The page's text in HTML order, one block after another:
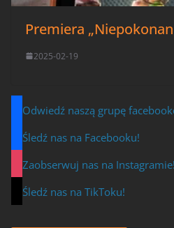
Premiera
2025-02-19
Odwiedź naszą grupę
Śledź nas na Facebooku!
Zaobserwuj nas na Instagramie!
Śledź nas na TikToku!